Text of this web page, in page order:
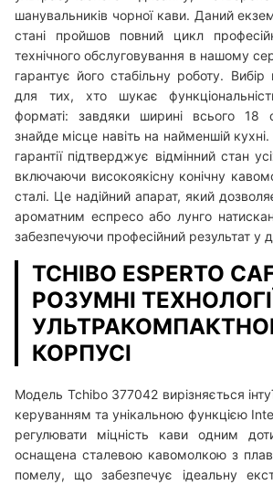
шанувальників чорної кави. Даний
стані пройшов повний цикл
технічного обслуговування в нашому
гарантує його стабільну роботу.
для тих, хто шукає
форматі: завдяки ширині всього
знайде місце навіть на найменшій кухні.
гарантії підтверджує відмінний стан
включаючи високоякісну конічну
сталі. Це надійний апарат, який
ароматним еспресо або лунго
забезпечуючи професійний результат у
TCHIBO ESPERTO
РОЗУМНІ
КОРПУСІ
Модель Tchibo 377042 вирізняється
керуванням та унікальною функцією
регулювати міцність кави одним
оснащена сталевою кавомолкою з
помелу, що забезпечує ідеальну